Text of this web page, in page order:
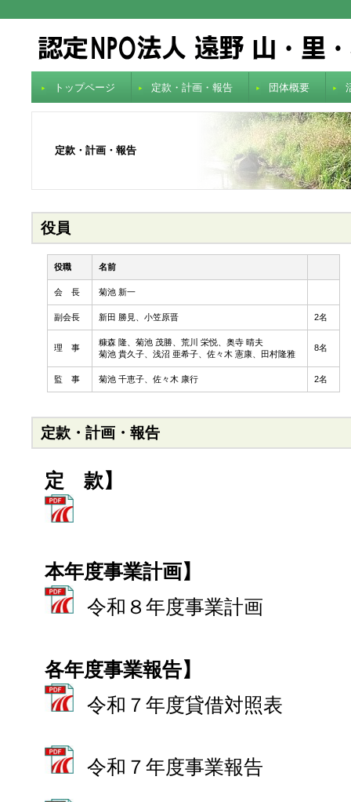
定款・計画・報告
役員
役職 名前
会 長 菊池 新一
副会長 新田 勝見、小笠原晋 2名
理 事
糠森 隆、菊池 茂勝、荒川 栄悦、奥寺 晴夫
菊池 貴久子、浅沼 亜希子、佐々木 憲康、田村隆雅
8名
監 事 菊池 千恵子、佐々木 康行 2名
定款・計画・報告
定 款】
本年度事業計画】
令和８年度事業計画
各年度事業報告】
令和７年度貸借対照表
令和７年度事業報告
トップページ 定款・計画・報告 団体概要